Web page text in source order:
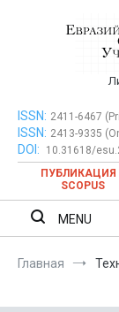
Евразийский
ISSN: 2411-6467
ISSN: 2413-9335
DOI:
10.31618/
ПУБЛИКАЦИЯ
SCOPUS
MENU
Главная